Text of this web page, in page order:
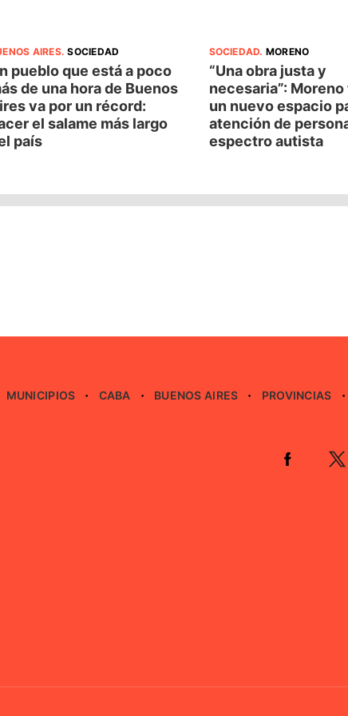
AIRES.SOCIEDAD
pueblo que está a poco
de una hora de Buenos
va por un récord:
el salame más largo
país
SOCIEDAD. MORENO
“Una obra justa y
necesaria”:
un nuevo espacio
atención de
espectro autista
MUNICIPIOS CABA BUENOS AIRES PROVINCIAS